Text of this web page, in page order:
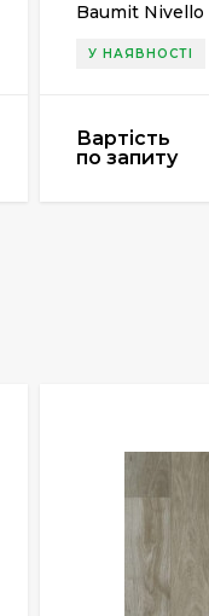
Baumit Nivello
У НАЯВНОСТІ
Вартість
по запиту